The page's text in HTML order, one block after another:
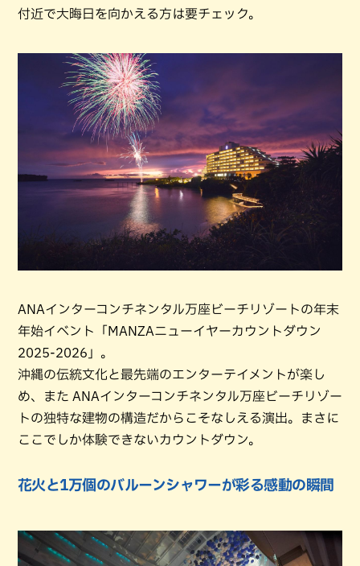
付近で大晦日を向かえる方は要チェック。
ANAインターコンチネンタル万座ビーチリゾートの年末
年始イベント「MANZAニューイヤーカウントダウン
2025-2026」。
沖縄の伝統文化と最先端のエンターテイメントが楽し
め、また ANAインターコンチネンタル万座ビーチリゾー
トの独特な建物の構造だからこそなしえる演出。まさに
ここでしか体験できないカウントダウン。
花火と1万個のバルーンシャワーが彩る感動の瞬間